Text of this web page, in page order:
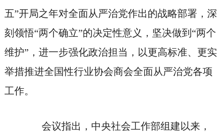
五”开局之年对全面从严治党作出的战略部署，深
刻领悟“两个确立”的决定性意义，坚决做到“两个
维护”，进一步强化政治担当，以更高标准、更实
举措推进全国性行业协会商会全面从严治党各项
工作。
会议指出，中央社会工作部组建以来，